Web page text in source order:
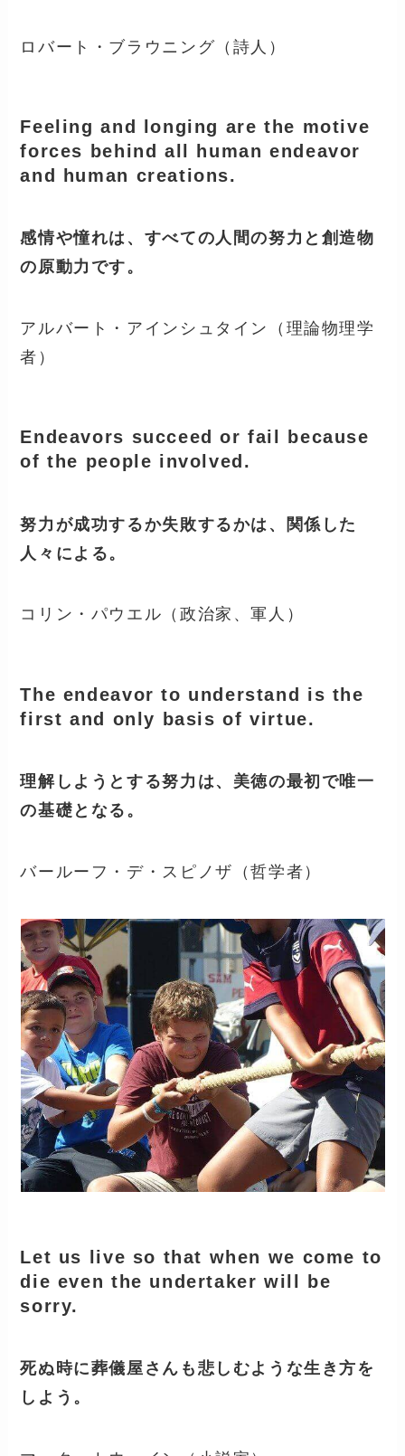
ロバート・ブラウニング（詩人）
Feeling and longing are the motive
forces behind all human endeavor
and human creations.
感情や憧れは、すべての人間の努力と創造物
の原動力です。
アルバート・アインシュタイン（理論物理学
者）
Endeavors succeed or fail because
of the people involved.
努力が成功するか失敗するかは、関係した
人々による。
コリン・パウエル（政治家、軍人）
The endeavor to understand is the
first and only basis of virtue.
理解しようとする努力は、美徳の最初で唯一
の基礎となる。
バールーフ・デ・スピノザ（哲学者）
Let us live so that when we come to
die even the undertaker will be
sorry.
死ぬ時に葬儀屋さんも悲しむような生き方を
しよう。